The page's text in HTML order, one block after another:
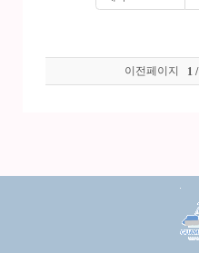
이전페이지 1